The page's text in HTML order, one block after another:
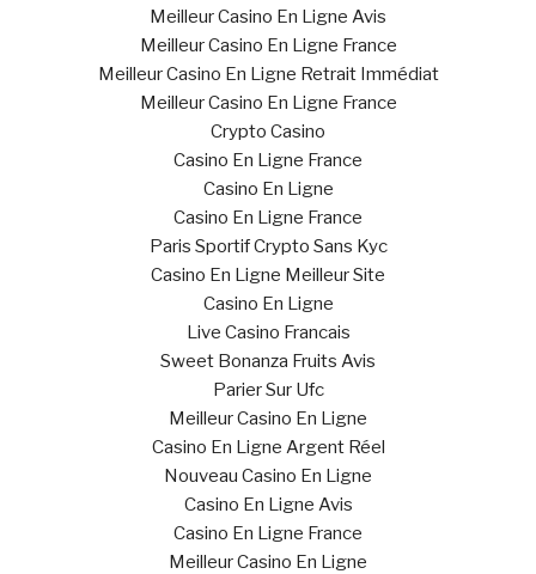
Meilleur Casino En Ligne Avis
Meilleur Casino En Ligne France
Meilleur Casino En Ligne Retrait Immédiat
Meilleur Casino En Ligne France
Crypto Casino
Casino En Ligne France
Casino En Ligne
Casino En Ligne France
Paris Sportif Crypto Sans Kyc
Casino En Ligne Meilleur Site
Casino En Ligne
Live Casino Francais
Sweet Bonanza Fruits Avis
Parier Sur Ufc
Meilleur Casino En Ligne
Casino En Ligne Argent Réel
Nouveau Casino En Ligne
Casino En Ligne Avis
Casino En Ligne France
Meilleur Casino En Ligne